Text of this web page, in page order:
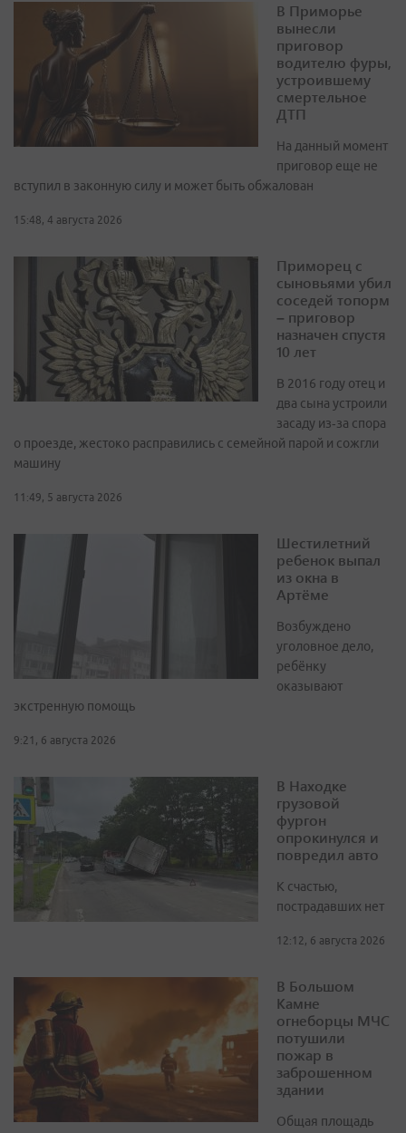
В Приморье
вынесли
приговор
водителю фуры,
устроившему
смертельное
ДТП
На данный момент
приговор еще не
вступил в законную силу и может быть обжалован
15:48, 4 августа 2026
Приморец с
сыновьями убил
соседей топорм
– приговор
назначен спустя
10 лет
В 2016 году отец и
два сына устроили
засаду из‑за спора
о проезде, жестоко расправились с семейной парой и сожгли
машину
11:49, 5 августа 2026
Шестилетний
ребенок выпал
из окна в
Артёме
Возбуждено
уголовное дело,
ребёнку
оказывают
экстренную помощь
9:21, 6 августа 2026
В Находке
грузовой
фургон
опрокинулся и
повредил авто
К счастью,
пострадавших нет
12:12, 6 августа 2026
В Большом
Камне
огнеборцы МЧС
потушили
пожар в
заброшенном
здании
Общая площадь